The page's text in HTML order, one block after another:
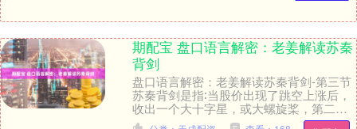
期配宝 盘口语言解密：老姜解读苏秦
背剑
盘口语言解密：老姜解读苏秦背剑-第三节
苏秦背剑是指∶当股价出现了跳空上涨后，
收出一个大十字星，或大螺旋桨，第二天
或第三天又被一根大阳线将其覆盖，如同